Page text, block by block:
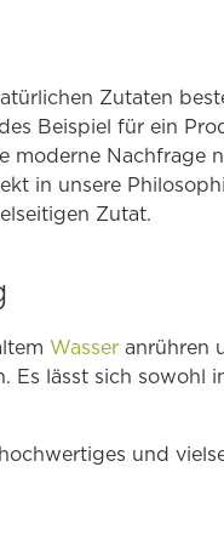
Zutaten
Beispiel für ein
moderne Nachfrage
in unsere
Zutat.
Wasser anrühren
lässt sich sowohl
und